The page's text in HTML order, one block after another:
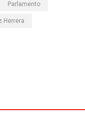
Parlamento
Herrera